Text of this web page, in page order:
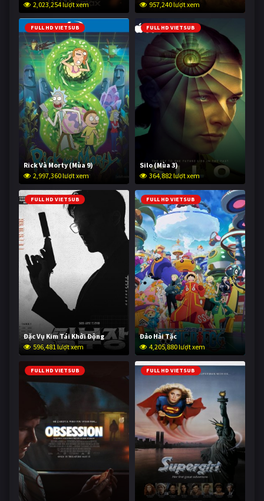
2,023,254 lượt xem 957,240 lượt xem
FULL HD VIETSUB
Rick Và Morty (Mùa 9)
2,997,360 lượt xem
FULL HD VIETSUB
Silo (Mùa 3)
364,882 lượt xem
FULL HD VIETSUB
Đặc Vụ Kim Tái Khởi Động
596,481 lượt xem
FULL HD VIETSUB
Đảo Hải Tặc
4,205,880 lượt xem
FULL HD VIETSUB FULL HD VIETSUB